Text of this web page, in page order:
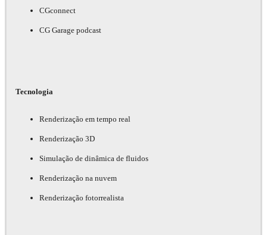
CGconnect
CG Garage podcast
Tecnologia
Renderização em tempo real
Renderização 3D
Simulação de dinâmica de fluidos
Renderização na nuvem
Renderização fotorrealista